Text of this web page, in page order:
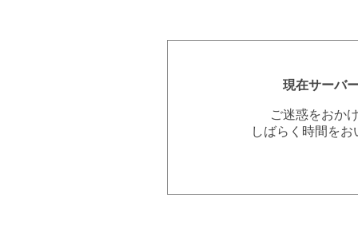
現在サーバ
ご迷惑をおか
しばらく時間を